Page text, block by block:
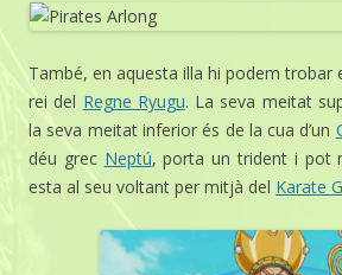
També, en aquesta illa hi podem trobar
rei del Regne Ryugu. La seva meitat
la seva meitat inferior és de la cua d’un
déu grec Neptú, porta un trident i pot
esta al seu voltant per mitjà del Karate